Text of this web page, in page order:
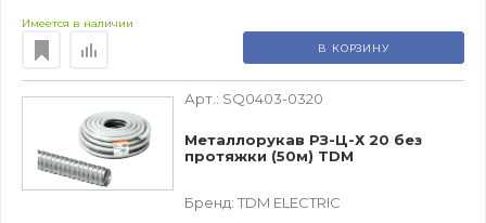
Имеется в наличии
В КОРЗИНУ
Арт.: SQ0403-0320
Металлорукав РЗ-Ц-Х 20 без
протяжки (50м) TDM
Бренд: TDM ЕLECTRIC